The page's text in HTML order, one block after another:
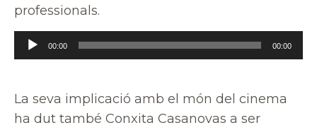
professionals.
Reproductor
d'àudio
00:00 00:00
La seva implicació amb el món del cinema
ha dut també Conxita Casanovas a ser